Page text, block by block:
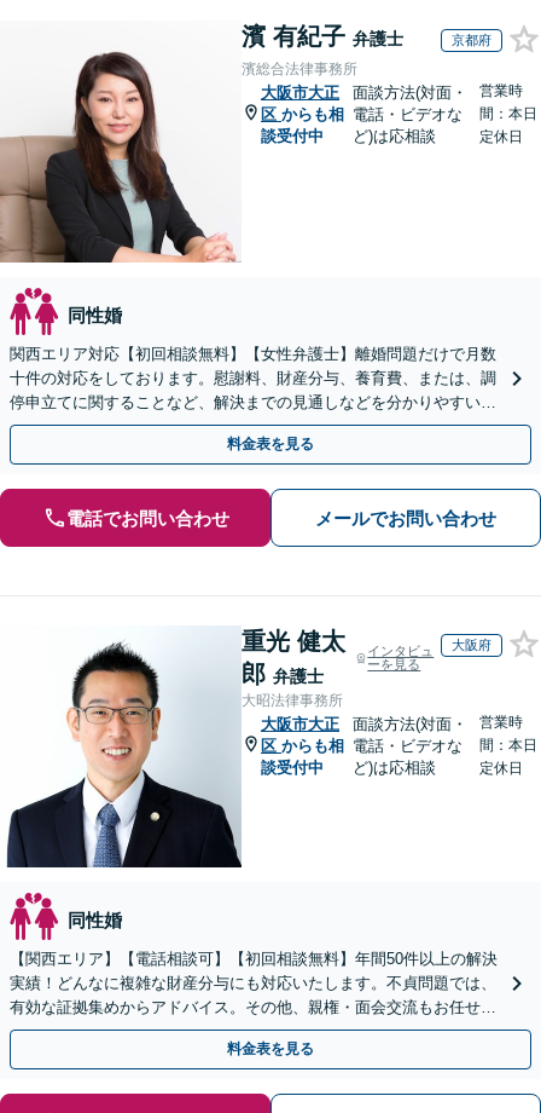
濱 有紀子 弁護士 京都府
濱総合法律事務所
大阪市大正
区 からも相
談受付中
面談方法(対面・
電話・ビデオな
ど)は応相談
営業時
間：本日
定休日
同性婚
関西エリア対応【初回相談無料】【女性弁護士】離婚問題だけで月数
十件の対応をしております。慰謝料、財産分与、養育費、または、調
停申立てに関することなど、解決までの見通しなどを分かりやすい言
葉で丁寧にご説明します【完全個室】【丸太町駅3分】
料金表を見る
電話でお問い合わせ メールでお問い合わせ
重光 健太
郎 弁護士
インタビュ
ーを見る
大阪府
大昭法律事務所
大阪市大正
区 からも相
談受付中
面談方法(対面・
電話・ビデオな
ど)は応相談
営業時
間：本日
定休日
同性婚
【関西エリア】【電話相談可】【初回相談無料】年間50件以上の解決
実績！どんなに複雑な財産分与にも対応いたします。不貞問題では、
有効な証拠集めからアドバイス。その他、親権・面会交流もお任せく
ださい【夜間・休日面談】【完全個室】【子連れ相談】
料金表を見る